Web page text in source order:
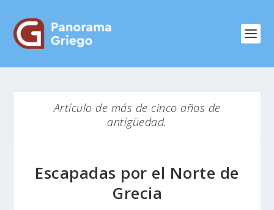
Artículo de más de cinco años de
antigüedad.
Escapadas por el Norte de
Grecia